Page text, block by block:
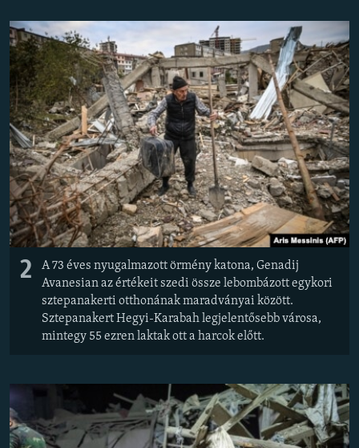
2
A 73 éves nyugalmazott örmény katona, Genadij
Avanesian az értékeit szedi össze lebombázott egykori
sztepanakerti otthonának maradványai között.
Sztepanakert Hegyi-Karabah legjelentősebb városa,
mintegy 55 ezren laktak ott a harcok előtt.